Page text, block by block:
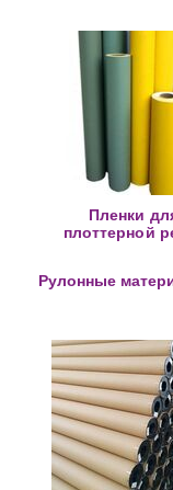
Пленки
плоттерной
Рулонные